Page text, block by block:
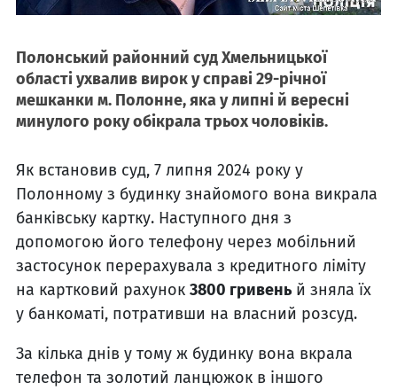
Полонський районний суд Хмельницької
області ухвалив вирок у справі 29-річної
мешканки м. Полонне, яка у липні й вересні
минулого року обікрала трьох чоловіків.
Як встановив суд, 7 липня 2024 року у
Полонному з будинку знайомого вона викрала
банківську картку. Наступного дня з
допомогою його телефону через мобільний
застосунок перерахувала з кредитного ліміту
на картковий рахунок 3800 гривень й зняла їх
у банкоматі, потративши на власний розсуд.
За кілька днів у тому ж будинку вона вкрала
телефон та золотий ланцюжок в іншого